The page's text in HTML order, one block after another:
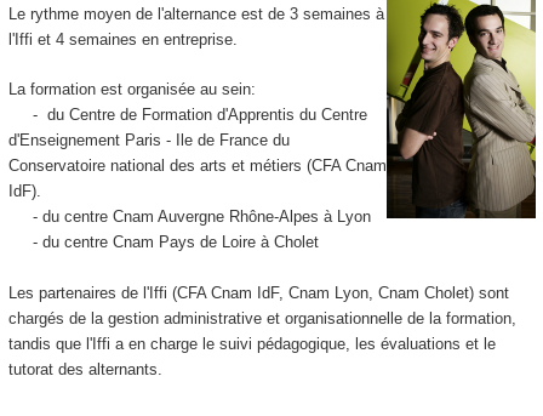
Le rythme moyen de l'alternance est de 3 semaines à
l'Iffi et 4 semaines en entreprise.
La formation est organisée au sein:
- du Centre de Formation d'Apprentis du Centre
d'Enseignement Paris - Ile de France du
Conservatoire national des arts et métiers (CFA Cnam
IdF).
- du centre Cnam Auvergne Rhône-Alpes à Lyon
- du centre Cnam Pays de Loire à Cholet
Les partenaires de l'Iffi (CFA Cnam IdF, Cnam Lyon, Cnam Cholet) sont
chargés de la gestion administrative et organisationnelle de la formation,
tandis que l'Iffi a en charge le suivi pédagogique, les évaluations et le
tutorat des alternants.